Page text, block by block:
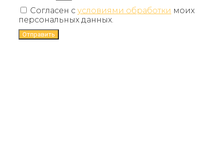
Согласен с условиями обработки моих
персональных данных.
Отправить